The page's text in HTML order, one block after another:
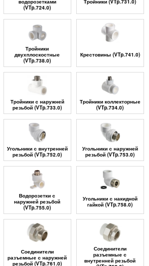
водорозетками
(VTp.724.0)
Тройники (VTp.731.0)
Тройники
двухплоскостные
(VTp.738.0)
Крестовины (VTp.741.0)
Тройники с наружней
резьбой (VTp.733.0)
Тройники коллекторные
(VTp.734.0)
Угольники с внутренней
резьбой (VTp.752.0)
Угольники с наружней
резьбой (VTp.753.0)
Водорозетки с
наружней резьбой
(VTp.755.0)
Угольники с накидной
гайкой (VTp.758.0)
Соединители
разъемные с наружней
резьбой (VTp.761.0)
Соединители
разъемные с
внутренней резьбой